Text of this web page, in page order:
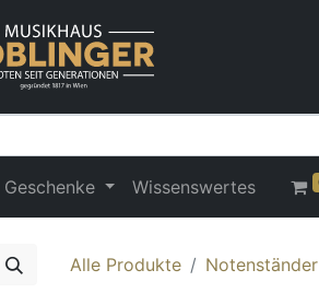
Geschenke Wissenswertes
Alle Produkte Notenständer